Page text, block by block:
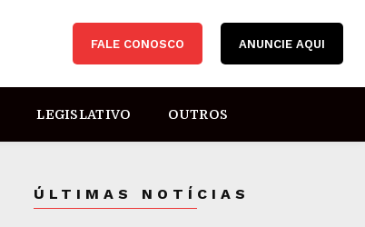
FALE CONOSCO ANUNCIE AQUI
LEGISLATIVO OUTROS
ÚLTIMAS NOTÍCIAS